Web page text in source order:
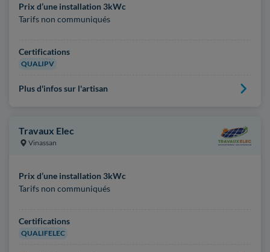
Prix d’une installation 3kWc
Tarifs non communiqués
Certifications
QUALIPV
Plus d'infos sur l'artisan
Travaux Elec
Vinassan
Prix d’une installation 3kWc
Tarifs non communiqués
Certifications
QUALIFELEC